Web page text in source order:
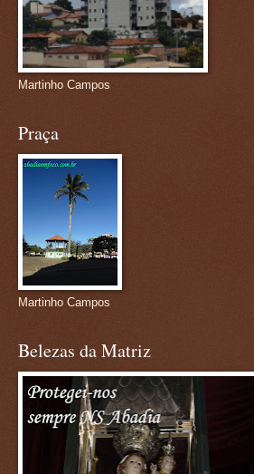
Martinho Campos
Praça
Martinho Campos
Belezas da Matriz